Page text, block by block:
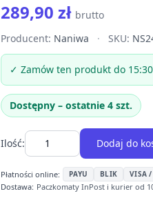
289,90 zł brutto
Producent: Naniwa · SKU:
✓ Zamów ten produkt do
Dostępny – ostatnie 4 szt.
Ilość: Dodaj do
Płatności online: PAYU BLIK VISA /
Dostawa: Paczkomaty InPost i kurier od